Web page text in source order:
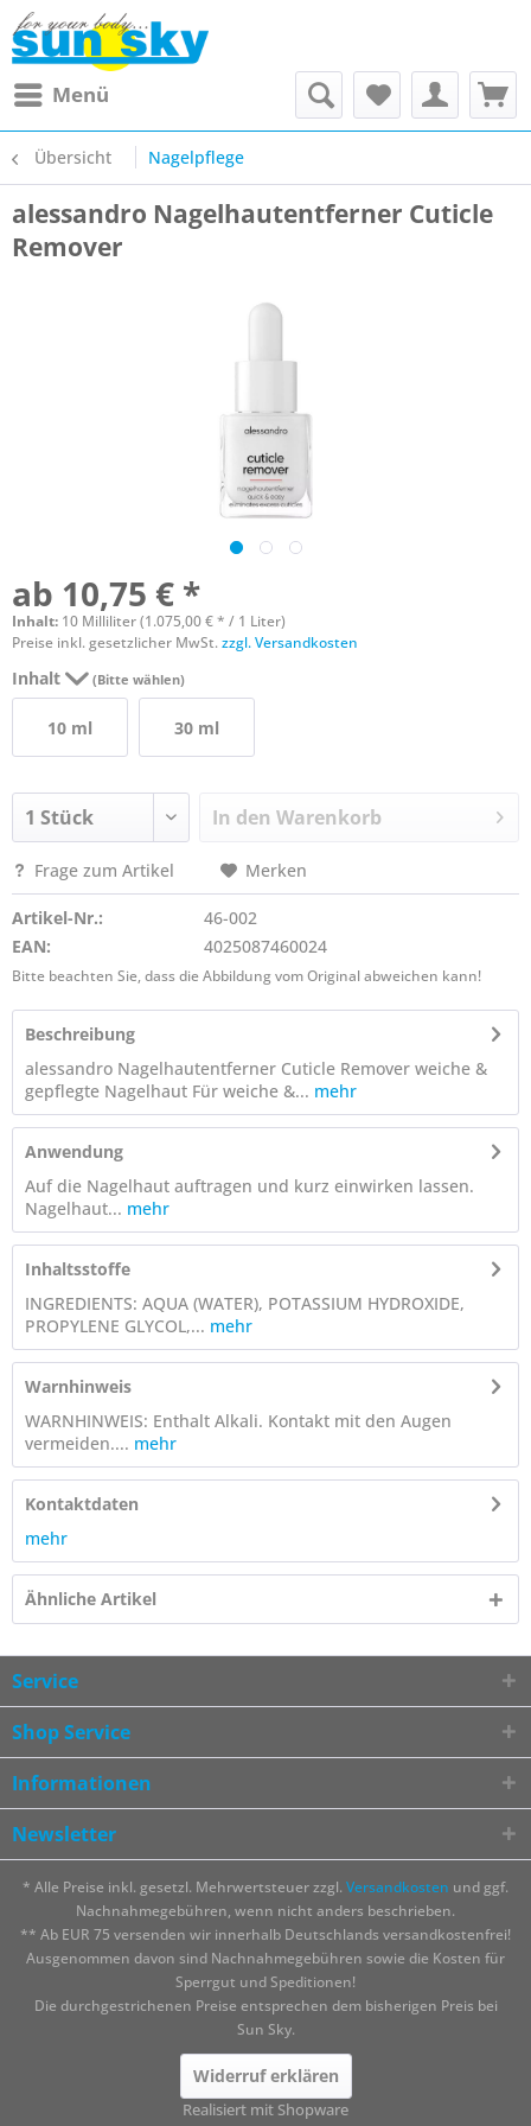
Menü
Übersicht Nagelpflege
alessandro Nagelhautentferner Cuticle
Remover
ab 10,75 € *
Inhalt: 10 Milliliter (1.075,00 € * / 1 Liter)
Preise inkl. gesetzlicher MwSt.zzgl. Versandkosten
Inhalt (Bitte wählen)
10 ml 30 ml
In den Warenkorb
Frage zum Artikel Merken
Artikel-Nr.:
46-002
EAN:
4025087460024
Bitte beachten Sie, dass die Abbildung vom Original abweichen kann!
Beschreibung
alessandro Nagelhautentferner Cuticle Remover weiche &
gepflegte Nagelhaut Für weiche &... mehr
Anwendung
Auf die Nagelhaut auftragen und kurz einwirken lassen.
Nagelhaut... mehr
Inhaltsstoffe
INGREDIENTS: AQUA (WATER), POTASSIUM HYDROXIDE,
PROPYLENE GLYCOL,... mehr
Warnhinweis
WARNHINWEIS: Enthalt Alkali. Kontakt mit den Augen
vermeiden.... mehr
Kontaktdaten
mehr
Ähnliche Artikel
Service
Shop Service
Informationen
Newsletter
* Alle Preise inkl. gesetzl. Mehrwertsteuer zzgl. Versandkosten und ggf.
Nachnahmegebühren, wenn nicht anders beschrieben.
** Ab EUR 75 versenden wir innerhalb Deutschlands versandkostenfrei!
Ausgenommen davon sind Nachnahmegebühren sowie die Kosten für
Sperrgut und Speditionen!
Die durchgestrichenen Preise entsprechen dem bisherigen Preis bei
Sun Sky.
Widerruf erklären
Realisiert mit Shopware